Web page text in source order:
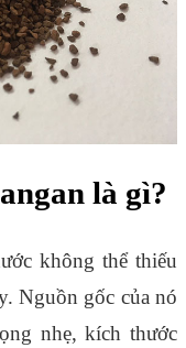
là gì?
không thể thiếu
Nguồn gốc của nó
nhẹ, kích thước